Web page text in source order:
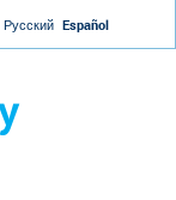
Русский Español